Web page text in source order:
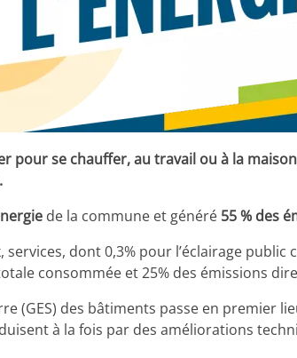
pour se chauffer, au travail ou à la
de la commune et généré 55 % des
dont 0,3% pour l’éclairage
consommée et 25% des émissions
(GES) des bâtiments passe en premier
à la fois par des améliorations